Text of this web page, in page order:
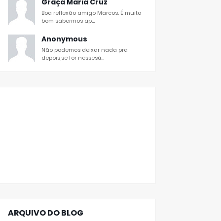
Graça Maria Cruz
Boa reflexão amigo Marcos. É muito
bom sabermos ap...
Anonymous
Não podemos deixar nada pra
depois,se for nessesá...
ARQUIVO DO BLOG